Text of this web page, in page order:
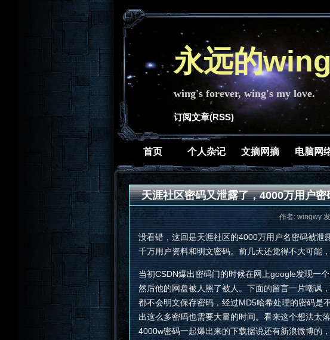
永远的wing
wing's forever, wing's my love.
订阅文章(RSS)
首页 个人杂记 文摘网摘 电脑网
天涯社区密码又泄露了，4000万用户密
作者: wingwy
没看错，这回是天涯社区的4000万用户名密码被泄
千万用户资料和明文密码。前几天还觉得不大可能
当初CSDN爆出密码门的时候在网上google发现一
然后他的网盘被人黑了被人。下面的留言一片嘲讽
都不会明文保存密码，经过MD5哈希处理的密码是
出这么多密码也需要大量的时间。看来这个想法太
4000w密码一起爆出来的下载据说还有新浪微博的